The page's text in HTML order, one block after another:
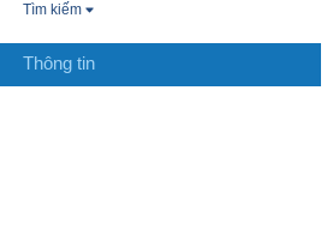
Tìm kiếm
Thông tin